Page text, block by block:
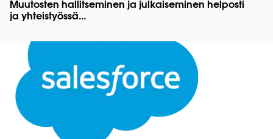
täältä . Vaihda englantiin Ei nyt
Sulje
Muutosten hallitseminen ja julkaiseminen helposti
ja yhteistyössä...